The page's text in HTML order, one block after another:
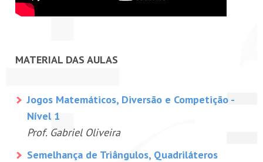
MATERIAL DAS AULAS
Jogos Matemáticos, Diversão e Competição -
Nível 1
Prof. Gabriel Oliveira
Semelhança de Triângulos, Quadriláteros